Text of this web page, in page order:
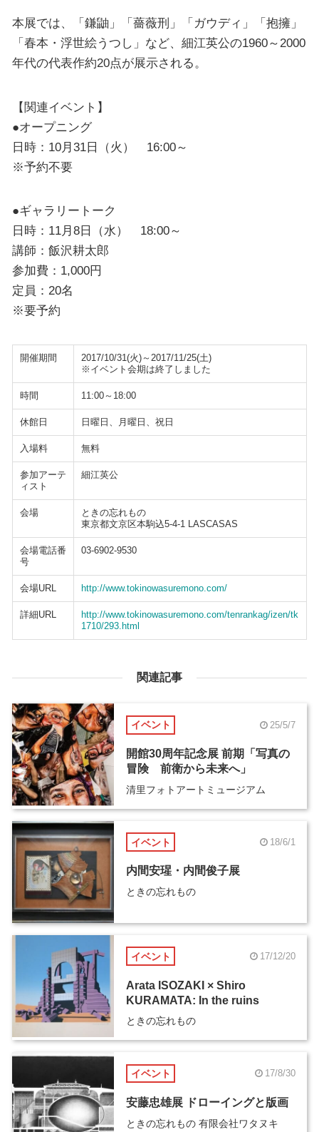
本展では、「鎌鼬」「薔薇刑」「ガウディ」「抱擁」
「春本・浮世絵うつし」など、細江英公の1960～2000
年代の代表作約20点が展示される。
【関連イベント】
●オープニング
日時：10月31日（火） 16:00～
※予約不要
●ギャラリートーク
日時：11月8日（水） 18:00～
講師：飯沢耕太郎
参加費：1,000円
定員：20名
※要予約
開催期間
2017/10/31(火)～2017/11/25(土)
※イベント会期は終了しました
時間 11:00～18:00
休館日 日曜日、月曜日、祝日
入場料 無料
参加アーテ
ィスト
細江英公
会場
ときの忘れもの
東京都文京区本駒込5-4-1 LASCASAS
会場電話番
号
03-6902-9530
会場URL http://www.tokinowasuremono.com/
詳細URL
http://www.tokinowasuremono.com/tenrankag/izen/tk
1710/293.html
関連記事
イベント 25/5/7
開館30周年記念展 前期「写真の
冒険 前衛から未来へ」
清里フォトアートミュージアム
イベント 18/6/1
内間安瑆・内間俊子展
ときの忘れもの
イベント 17/12/20
Arata ISOZAKI × Shiro
KURAMATA: In the ruins
ときの忘れもの
イベント 17/8/30
安藤忠雄展 ドローイングと版画
ときの忘れもの 有限会社ワタヌキ